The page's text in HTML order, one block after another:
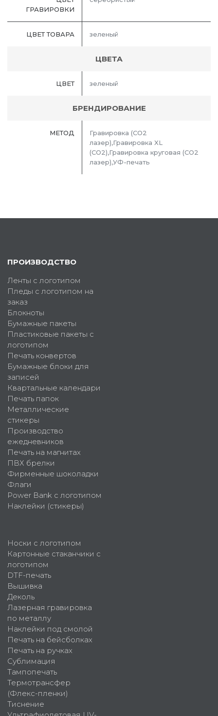
ГРАВИРОВКИ
ЦВЕТ ТОВАРА зеленый
ЦВЕТА
ЦВЕТ зеленый
БРЕНДИРОВАНИЕ
МЕТОД
Гравировка (CO2
лазер),Гравировка XL
(СО2),Гравировка круговая (CO2
лазер),УФ-печать
ПРОИЗВОДСТВО
Ленты с логотипом
Пледы с логотипом на
заказ
Блокноты
Бумажные пакеты
Пластиковые пакеты с
логотипом
Печать конвертов
Бумажные блоки для
записей
Квартальные календари
Печать папок
Металлические
стикеры
Производство
ежедневников
Печать на магнитах
ПВХ брелки
Фирменные шоколадки
Флаги
Power Bank с логотипом
Наклейки (стикеры)
Носки с логотипом
Картонные стаканчики с
логотипом
DTF-печать
Вышивка
Деколь
Лазерная гравировка
по металлу
Наклейки под смолой
Печать на бейсболках
Печать на ручках
Сублимация
Тампопечать
Термотрансфер
(Флекс-пленки)
Тиснение